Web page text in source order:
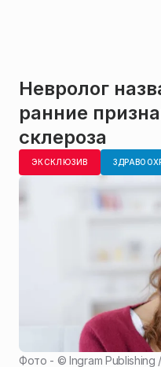
Невролог
ранние
склероза
ЭКСКЛЮЗИВ
Фото - ©Ingram